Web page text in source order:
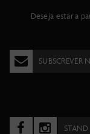
Deseja estar a
SUBSCREVER